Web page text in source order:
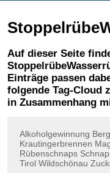
Auf dieser Seite
Einträge passen
folgende Tag-Cloud
in Zusammenhang
Alkoholgewinnung
Krautingerbrennen
Rübenschnaps
Tirol Wildschönau